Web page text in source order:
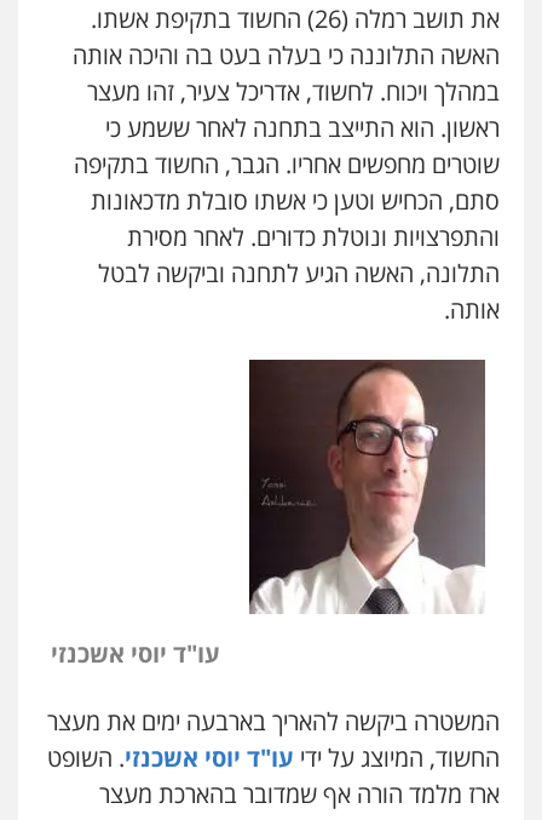
את תושב רמלה (26) החשוד בתקיפת אשתו.
האשה התלוננה כי בעלה בעט בה והיכה אותה
במהלך ויכוח. לחשוד, אדריכל צעיר, זהו מעצר
ראשון. הוא התייצב בתחנה לאחר ששמע כי
שוטרים מחפשים אחריו. הגבר, החשוד בתקיפה
סתם, הכחיש וטען כי אשתו סובלת מדכאונות
והתפרצויות ונוטלת כדורים. לאחר מסירת
התלונה, האשה הגיע לתחנה וביקשה לבטל
אותה.
עו"ד יוסי אשכנזי
המשטרה ביקשה להאריך בארבעה ימים את מעצר
החשוד, המיוצג על ידי עו"ד יוסי אשכנזי. השופט
ארז מלמד הורה אף שמדובר בהארכת מעצר